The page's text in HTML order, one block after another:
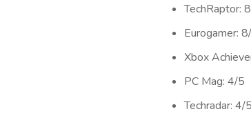
TechRaptor:
Eurogamer:
Xbox
PC Mag: 4/5
Techradar: 4/5